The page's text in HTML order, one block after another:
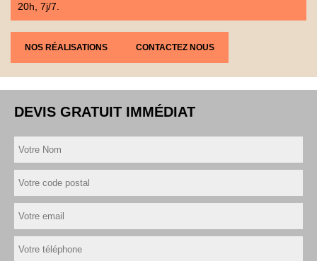
20h, 7j/7.
NOS RÉALISATIONS CONTACTEZ NOUS
DEVIS GRATUIT IMMÉDIAT